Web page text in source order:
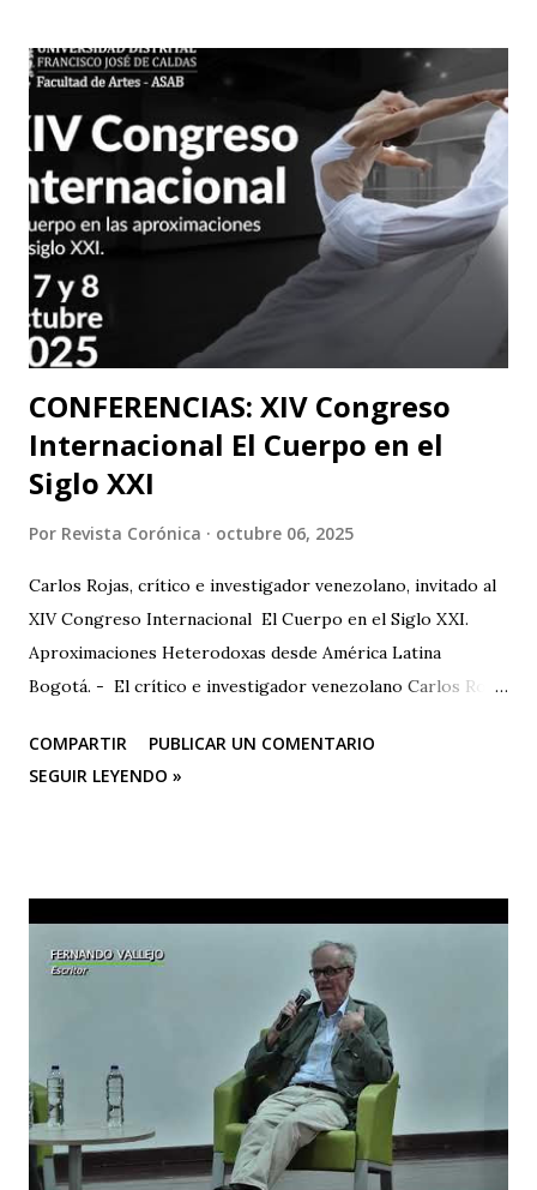
imborrable en todos los que la presencien." La Casa del
Silencio se embarcará nuevamente en una gira
internacional, llevando su importante trabajo de teatro
físico con funciones y seminarios a escenarios de Portugal
(dónde La Casa Del Silencio tiene una presencia significativa
ya que el teatro físico tiene un lugar muy importante en la
escena Portuguesa), posteriormente irán a Valencia y
Barcelona. Juan Carlos Agudelo P...
CONFERENCIAS: XIV Congreso
Internacional El Cuerpo en el
Siglo XXI
Por Revista Corónica octubre 06, 2025
Carlos Rojas, crítico e investigador venezolano, invitado al
XIV Congreso Internacional El Cuerpo en el Siglo XXI.
Aproximaciones Heterodoxas desde América Latina
Bogotá. - El crítico e investigador venezolano Carlos Rojas
Experimental de las Artes (UNEARTE), de Venezuela, en la
nueva edición del XIV Congreso Internacional El Cuerpo en
Francisco José de Caldas (Bogotá, Colombia). El congreso
cuenta con el respaldo de instituciones académicas de gran
prestigio como la Universidad Michoacana de San Nicolás
de Hidalgo (México), la Facultad de Estudios Superiores
Iztacala (UNAM, México) y la Facultad de Estudios
Superiores Acatlán (UNAM, México), además de un comité
organizador comprometido con abrir nuevas miradas sobre
el cuerpo, la esce...
COMPARTIR
PUBLICAR UN COMENTARIO
SEGUIR LEYENDO »